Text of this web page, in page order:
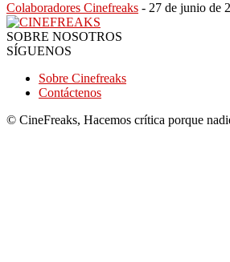
Colaboradores Cinefreaks - 27 de junio de
SOBRE NOSOTROS
SÍGUENOS
Sobre Cinefreaks
Contáctenos
© CineFreaks, Hacemos crítica porque